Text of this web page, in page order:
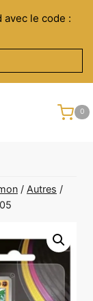
avec le code :
0
/ Autres /